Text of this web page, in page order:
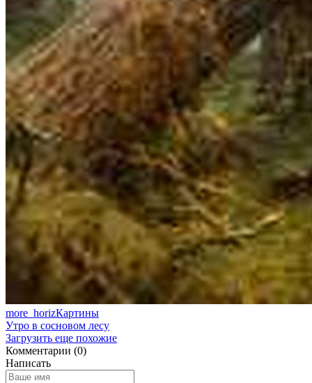
more_horizКартины
Утро в сосновом лесу
Загрузить еще похожие
Комментарии (0)
Написать